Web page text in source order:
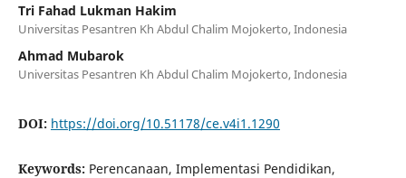
Tri Fahad Lukman Hakim
Universitas Pesantren Kh Abdul Chalim Mojokerto, Indonesia
Ahmad Mubarok
Universitas Pesantren Kh Abdul Chalim Mojokerto, Indonesia
DOI: https://doi.org/10.51178/ce.v4i1.1290
Keywords: Perencanaan, Implementasi Pendidikan,